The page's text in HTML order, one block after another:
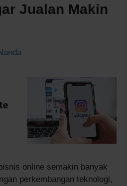
Jualan Makin
online semakin banyak
perkembangan teknologi,